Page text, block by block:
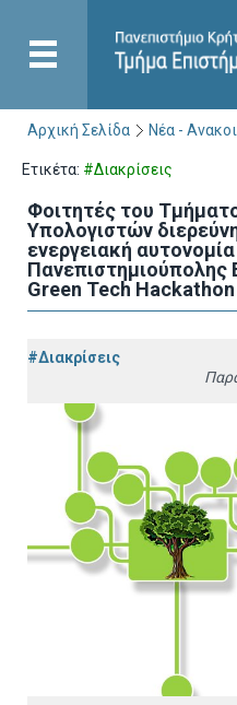
Αρχική Σελίδα Νέα -
Ετικέτα: #Διακρίσεις
Φοιτητές του
Υπολογιστών
ενεργειακή
Πανεπιστημιούπολης
Green Tech Hackathon
#Διακρίσεις